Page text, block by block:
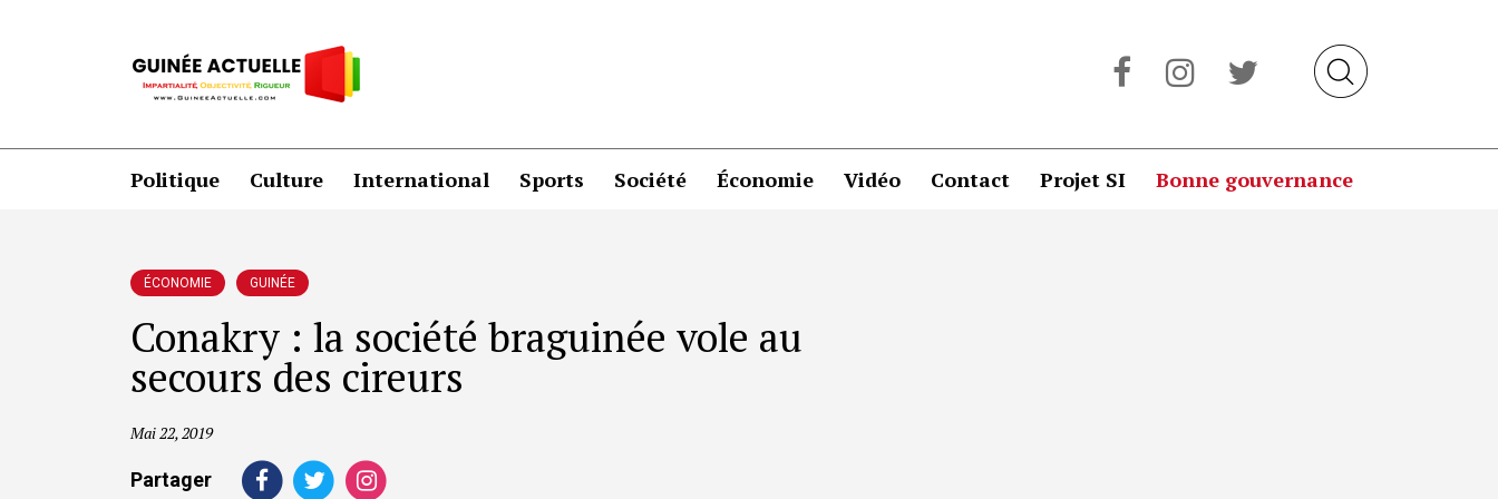
Politique Culture International Sports Société Économie Vidéo Contact Projet SI Bonne gouvernance
ÉCONOMIE GUINÉE
Conakry : la société braguinée vole au
secours des cireurs
Mai 22, 2019
Partager